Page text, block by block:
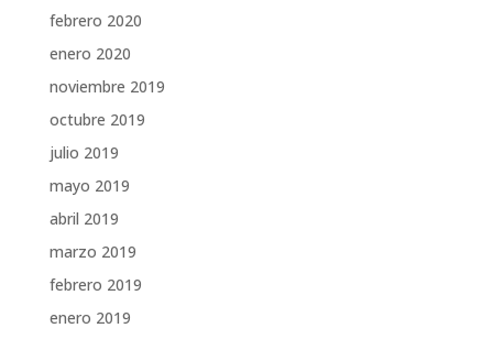
febrero 2020
enero 2020
noviembre 2019
octubre 2019
julio 2019
mayo 2019
abril 2019
marzo 2019
febrero 2019
enero 2019